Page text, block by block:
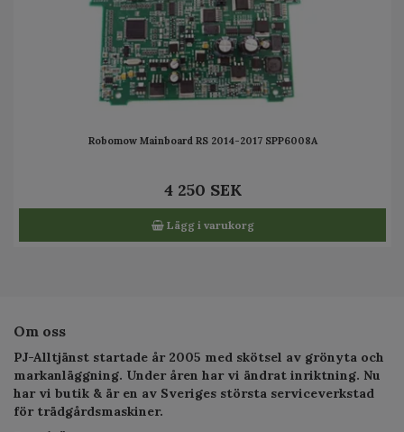
Robomow Mainboard RS 2014-2017 SPP6008A
4 250 SEK
Lägg i varukorg
Om oss
PJ-Alltjänst startade år 2005 med skötsel av grönyta och
markanläggning. Under åren har vi ändrat inriktning. Nu
har vi butik & är en av Sveriges största serviceverkstad
för trädgårdsmaskiner.